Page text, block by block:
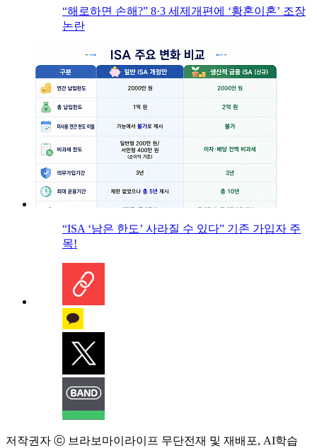
“해로하면 손해?” 8·3 세제개편에 ‘황혼이혼’ 조장
논란
“ISA ‘남은 한도’ 사라질 수 있다” 기존 가입자 주
목!
저작권자 ⓒ 브라보마이라이프 무단전재 및 재배포, AI학습